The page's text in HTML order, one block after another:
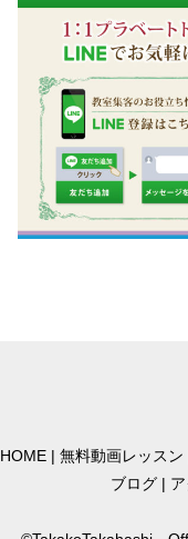
HOME | 無料動画レッスン
ブログ |